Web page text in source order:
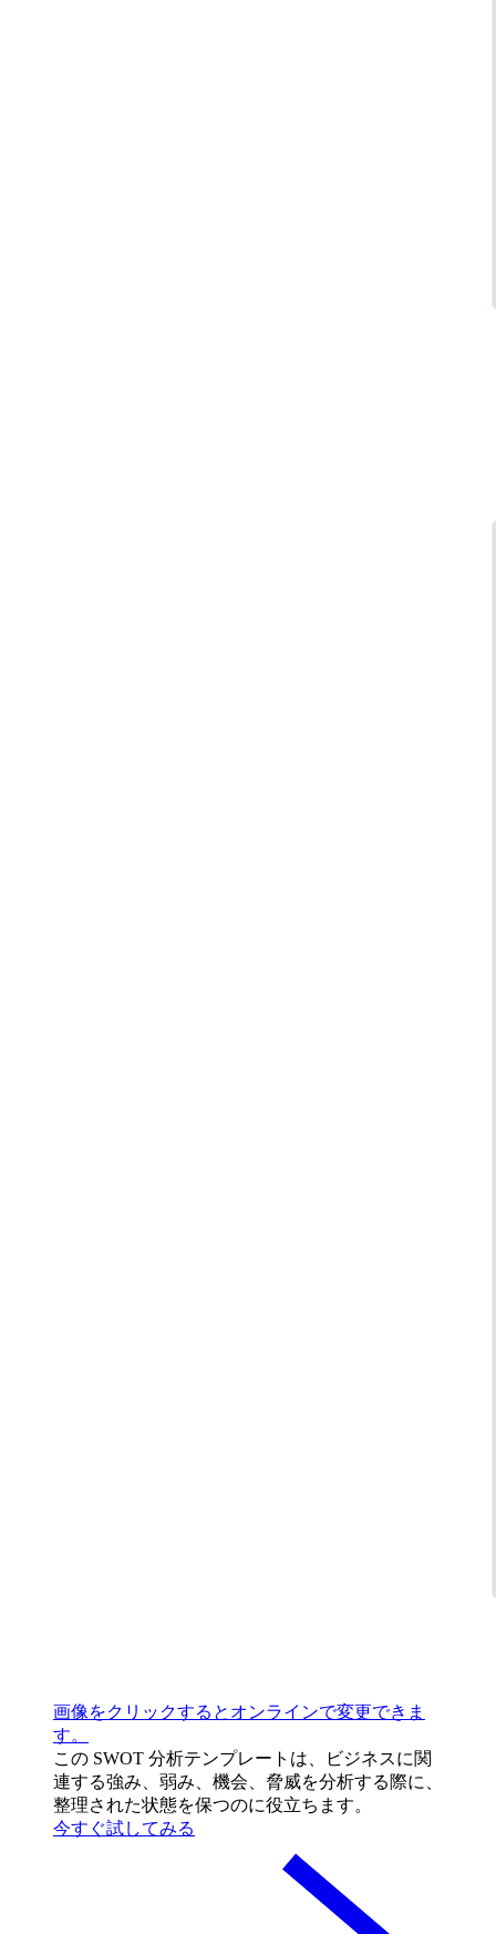
画像をクリックするとオンラインで変更できま
す。
この SWOT 分析テンプレートは、ビジネスに関
連する強み、弱み、機会、脅威を分析する際に、
整理された状態を保つのに役立ちます。
今すぐ試してみる